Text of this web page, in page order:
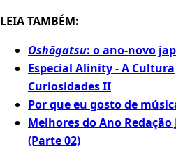
LEIA TAMBÉM:
Oshōgatsu: o ano-novo
Especial Alinity - A Cultura
Curiosidades II
Por que eu gosto de
Melhores do Ano Redação
(Parte 02)